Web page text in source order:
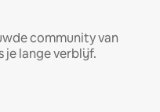
community van
je lange verblijf.